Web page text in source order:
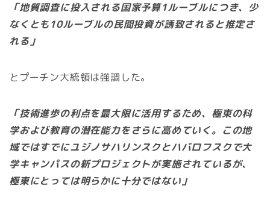
「地質調査に投入される国家予算1ルーブルにつき、少
なくとも10ルーブルの民間投資が誘致されると推定さ
れる」
とプーチン大統領は強調した。
「技術進歩の利点を最大限に活用するため、極東の科
学および教育の潜在能力をさらに高めていく。この地
域ではすでにユジノサハリンスクとハバロフスクで大
学キャンパスの新プロジェクトが実施されているが、
極東にとっては明らかに十分ではない」